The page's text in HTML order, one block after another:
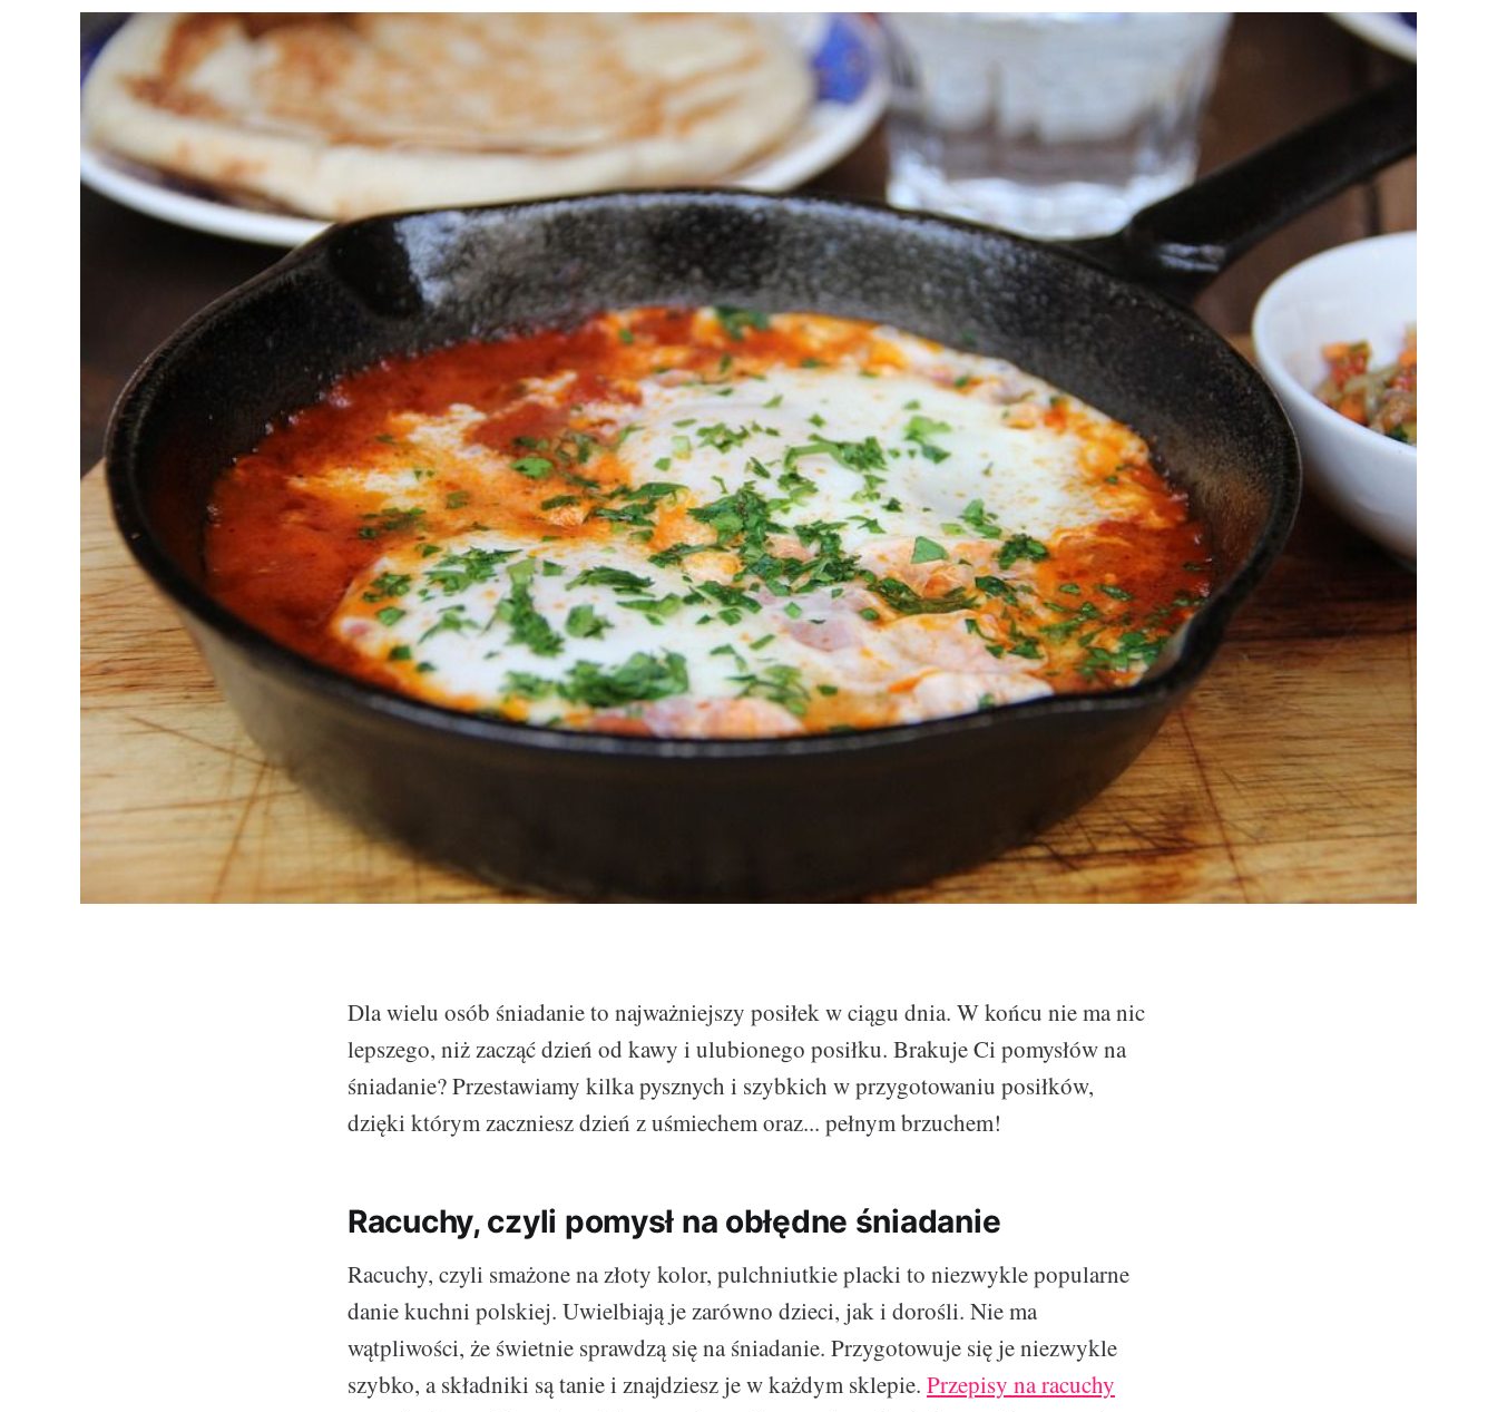
Dla wielu osób śniadanie to najważniejszy posiłek w ciągu dnia. W końcu nie ma nic
lepszego, niż zacząć dzień od kawy i ulubionego posiłku. Brakuje Ci pomysłów na
śniadanie? Przestawiamy kilka pysznych i szybkich w przygotowaniu posiłków,
dzięki którym zaczniesz dzień z uśmiechem oraz... pełnym brzuchem!
Racuchy, czyli pomysł na obłędne śniadanie
Racuchy, czyli smażone na złoty kolor, pulchniutkie placki to niezwykle popularne
danie kuchni polskiej. Uwielbiają je zarówno dzieci, jak i dorośli. Nie ma
wątpliwości, że świetnie sprawdzą się na śniadanie. Przygotowuje się je niezwykle
szybko, a składniki są tanie i znajdziesz je w każdym sklepie. Przepisy na racuchy